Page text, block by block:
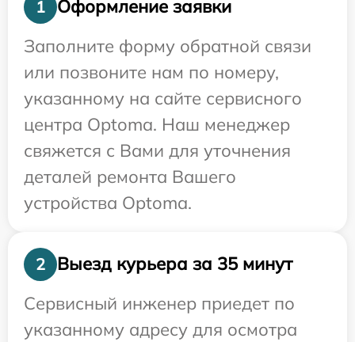
1
Оформление заявки
Заполните форму обратной связи
или позвоните нам по номеру,
указанному на сайте сервисного
центра Optoma. Наш менеджер
свяжется с Вами для уточнения
деталей ремонта Вашего
устройства Optoma.
2
Выезд курьера за 35 минут
Сервисный инженер приедет по
указанному адресу для осмотра